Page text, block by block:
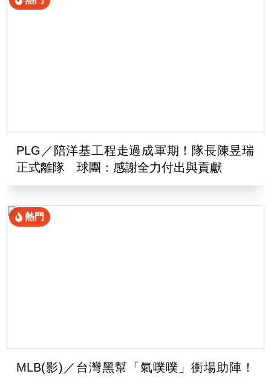
PLG／陪洋基工程走過成軍期！隊長陳昱瑞
正式離隊 球團：感謝全力付出與貢獻
熱門
MLB(影)／台灣黑幫「氣噗噗」衝場助陣！